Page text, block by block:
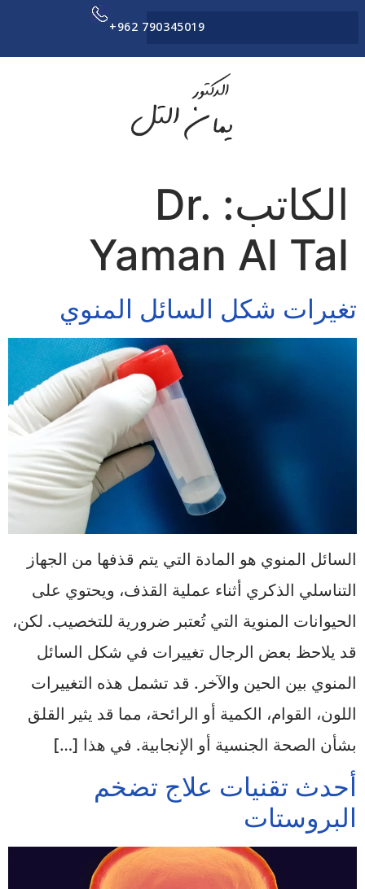
+962 790345019
الكاتب: Dr.
Yaman Al Tal
تغيرات شكل السائل المنوي
السائل المنوي هو المادة التي يتم قذفها من الجهاز
التناسلي الذكري أثناء عملية القذف، ويحتوي على
الحيوانات المنوية التي تُعتبر ضرورية للتخصيب. لكن،
قد يلاحظ بعض الرجال تغييرات في شكل السائل
المنوي بين الحين والآخر. قد تشمل هذه التغييرات
اللون، القوام، الكمية أو الرائحة، مما قد يثير القلق
بشأن الصحة الجنسية أو الإنجابية. في هذا […]
أحدث تقنيات علاج تضخم
البروستات